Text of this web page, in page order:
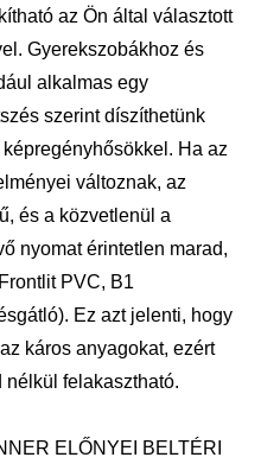
az Ön által választott
Gyerekszobákhoz és
alkalmas egy
szerint díszíthetünk
Ha az
változnak, az
és a közvetlenül a
nyomat érintetlen marad,
PVC, B1
Ez azt jelenti, hogy
káros anyagokat, ezért
nélkül felakasztható.
ELŐNYEI BELTÉRI